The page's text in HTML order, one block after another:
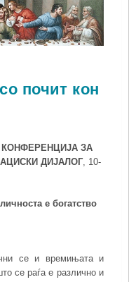
почит кон
КОНФЕРЕНЦИЈА ЗА
ДИЈАЛОГ , 10-
е богатство
се и времињата и
се раѓа е различно и